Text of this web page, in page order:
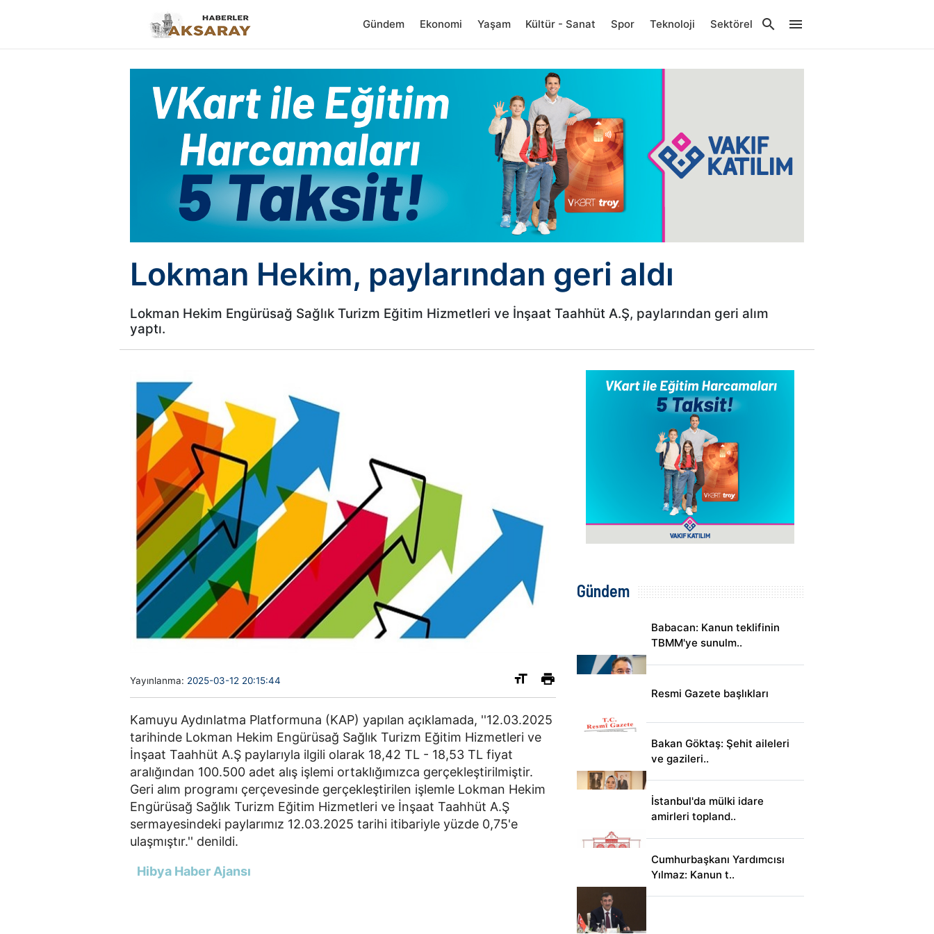
Gündem Ekonomi Yaşam Kültür - Sanat Spor Teknoloji Sektörel
Lokman Hekim, paylarından geri aldı
Lokman Hekim Engürüsağ Sağlık Turizm Eğitim Hizmetleri ve İnşaat Taahhüt A.Ş, paylarından geri alım
yaptı.
Yayınlanma: 2025-03-12 20:15:44
Kamuyu Aydınlatma Platformuna (KAP) yapılan açıklamada, ''12.03.2025
tarihinde Lokman Hekim Engürüsağ Sağlık Turizm Eğitim Hizmetleri ve
İnşaat Taahhüt A.Ş paylarıyla ilgili olarak 18,42 TL - 18,53 TL fiyat
aralığından 100.500 adet alış işlemi ortaklığımızca gerçekleştirilmiştir.
Geri alım programı çerçevesinde gerçekleştirilen işlemle Lokman Hekim
Engürüsağ Sağlık Turizm Eğitim Hizmetleri ve İnşaat Taahhüt A.Ş
sermayesindeki paylarımız 12.03.2025 tarihi itibariyle yüzde 0,75'e
ulaşmıştır.'' denildi.
Hibya Haber Ajansı
Gündem
Babacan: Kanun teklifinin
TBMM'ye sunulm..
Resmi Gazete başlıkları
Bakan Göktaş: Şehit aileleri
ve gazileri..
İstanbul'da mülki idare
amirleri topland..
Cumhurbaşkanı Yardımcısı
Yılmaz: Kanun t..